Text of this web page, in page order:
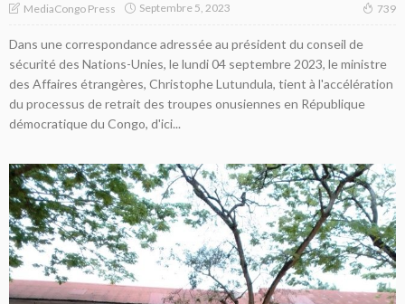
MediaCongo Press Septembre 5, 2023 739
Dans une correspondance adressée au président du conseil de
sécurité des Nations-Unies, le lundi 04 septembre 2023, le ministre
des Affaires étrangères, Christophe Lutundula, tient à l'accélération
du processus de retrait des troupes onusiennes en République
démocratique du Congo, d'ici...